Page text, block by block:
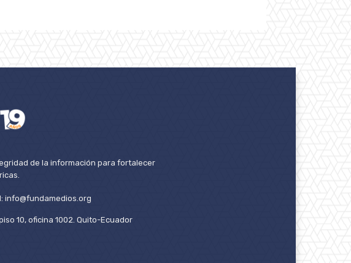
de la información para fortalecer
info@fundamedios.org
10, oficina 1002. Quito-Ecuador